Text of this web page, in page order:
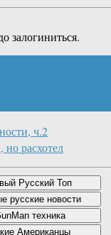
залогиниться.
ч.2
расхотел